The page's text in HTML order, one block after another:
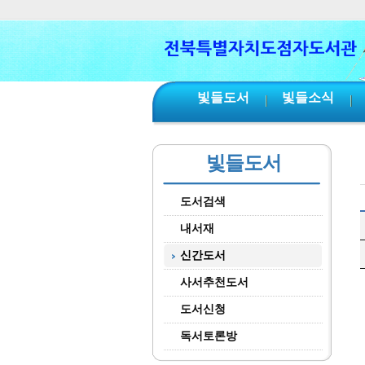
빛들도서 빛들소식
빛들도서
도서검색
내서재
신간도서
사서추천도서
도서신청
독서토론방